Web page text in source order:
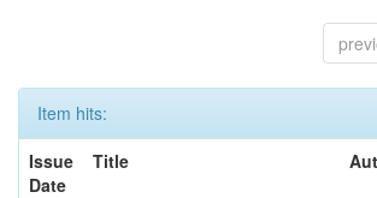
Item hits:
Issue
Date
Title